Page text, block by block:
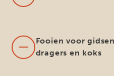
Fooien voor
dragers en koks